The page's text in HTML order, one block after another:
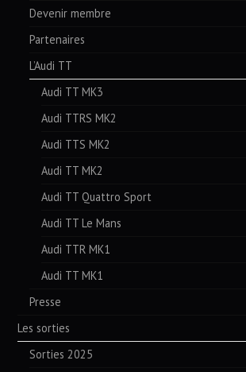
Devenir membre
Partenaires
L’Audi TT
Audi TT MK3
Audi TTRS MK2
Audi TTS MK2
Audi TT MK2
Audi TT Quattro Sport
Audi TT Le Mans
Audi TTR MK1
Audi TT MK1
Presse
Les sorties
Sorties 2025